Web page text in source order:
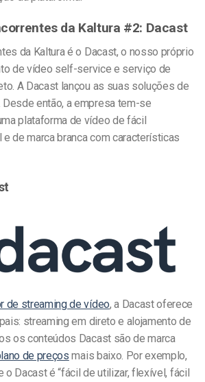
da Kaltura #2: Dacast
da Kaltura é o Dacast, o nosso próprio
de vídeo self-service e serviço de
A Dacast lançou as suas soluções de
então, a empresa tem-se
plataforma de vídeo de fácil
de marca branca com características
de streaming de vídeo, a Dacast oferece
streaming em direto e alojamento de
os conteúdos Dacast são de marca
de preços mais baixo. Por exemplo,
o Dacast é “fácil de utilizar, flexível, fácil